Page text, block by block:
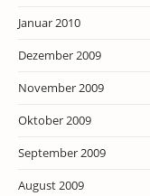
Januar 2010
Dezember 2009
November 2009
Oktober 2009
September 2009
August 2009